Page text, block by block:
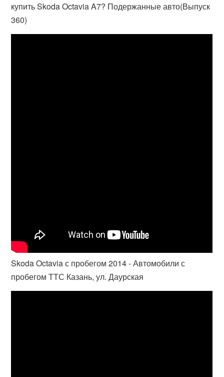
купить Skoda Octavia A7? Подержанные авто(Выпуск
360)
Skoda Octavia с пробегом 2014 - Автомобили с
пробегом ТТС Казань, ул. Даурская